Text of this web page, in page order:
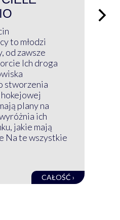
to młodzi
od zawsze
Ich droga
stworzenia
plany na
ich
jakie mają
Na te wszystkie
CAŁOŚĆ ›